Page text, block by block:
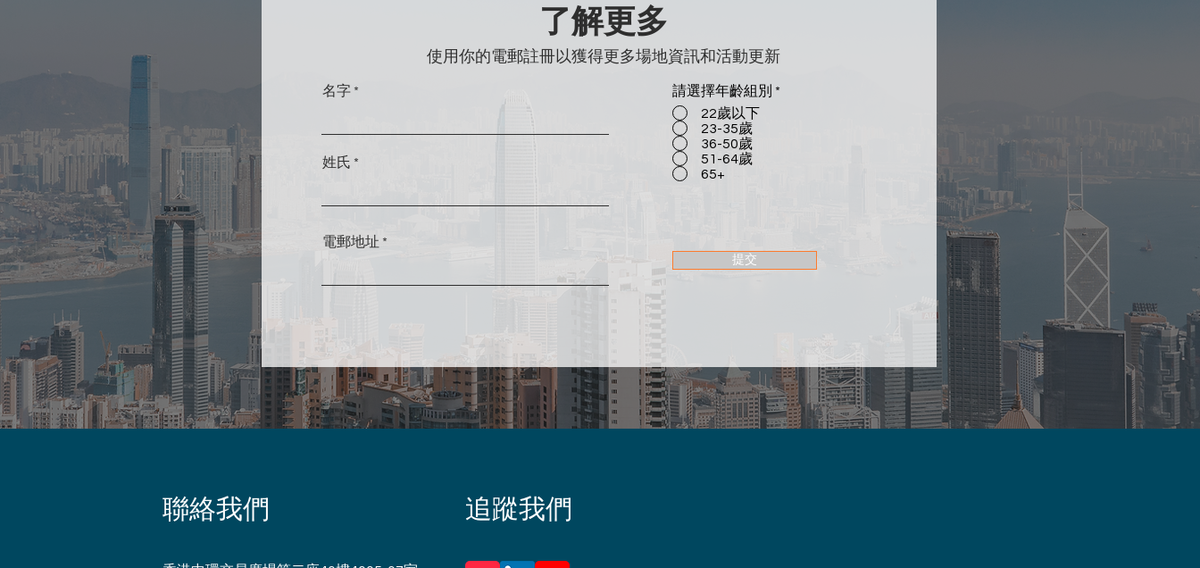
了解更多
使用你的電郵註冊以獲得更多場地資訊和活動更新
名字
姓氏
電郵地址
請選擇年齡組別 *
22歲以下
23-35歲
36-50歲
51-64歲
65+
提交
聯絡我們 追蹤我們